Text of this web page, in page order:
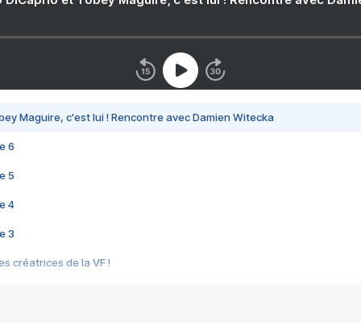
Maguire, c'est lui ! Rencontre avec Damien Witecka
6
5
4
3
créatrices de la VF !